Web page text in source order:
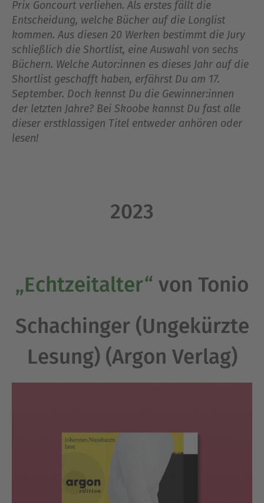
Prix Goncourt verliehen. Als erstes fällt die
Entscheidung, welche Bücher auf die Longlist
kommen. Aus diesen 20 Werken bestimmt die Jury
schließlich die Shortlist, eine Auswahl von sechs
Büchern. Welche Autor:innen es dieses Jahr auf die
Shortlist geschafft haben, erfährst Du am 17.
September. Doch kennst Du die Gewinner:innen
der letzten Jahre? Bei Skoobe kannst Du fast alle
dieser erstklassigen Titel entweder anhören oder
lesen!
2023
„Echtzeitalter“ von Tonio
Schachinger (Ungekürzte
Lesung) (Argon Verlag)